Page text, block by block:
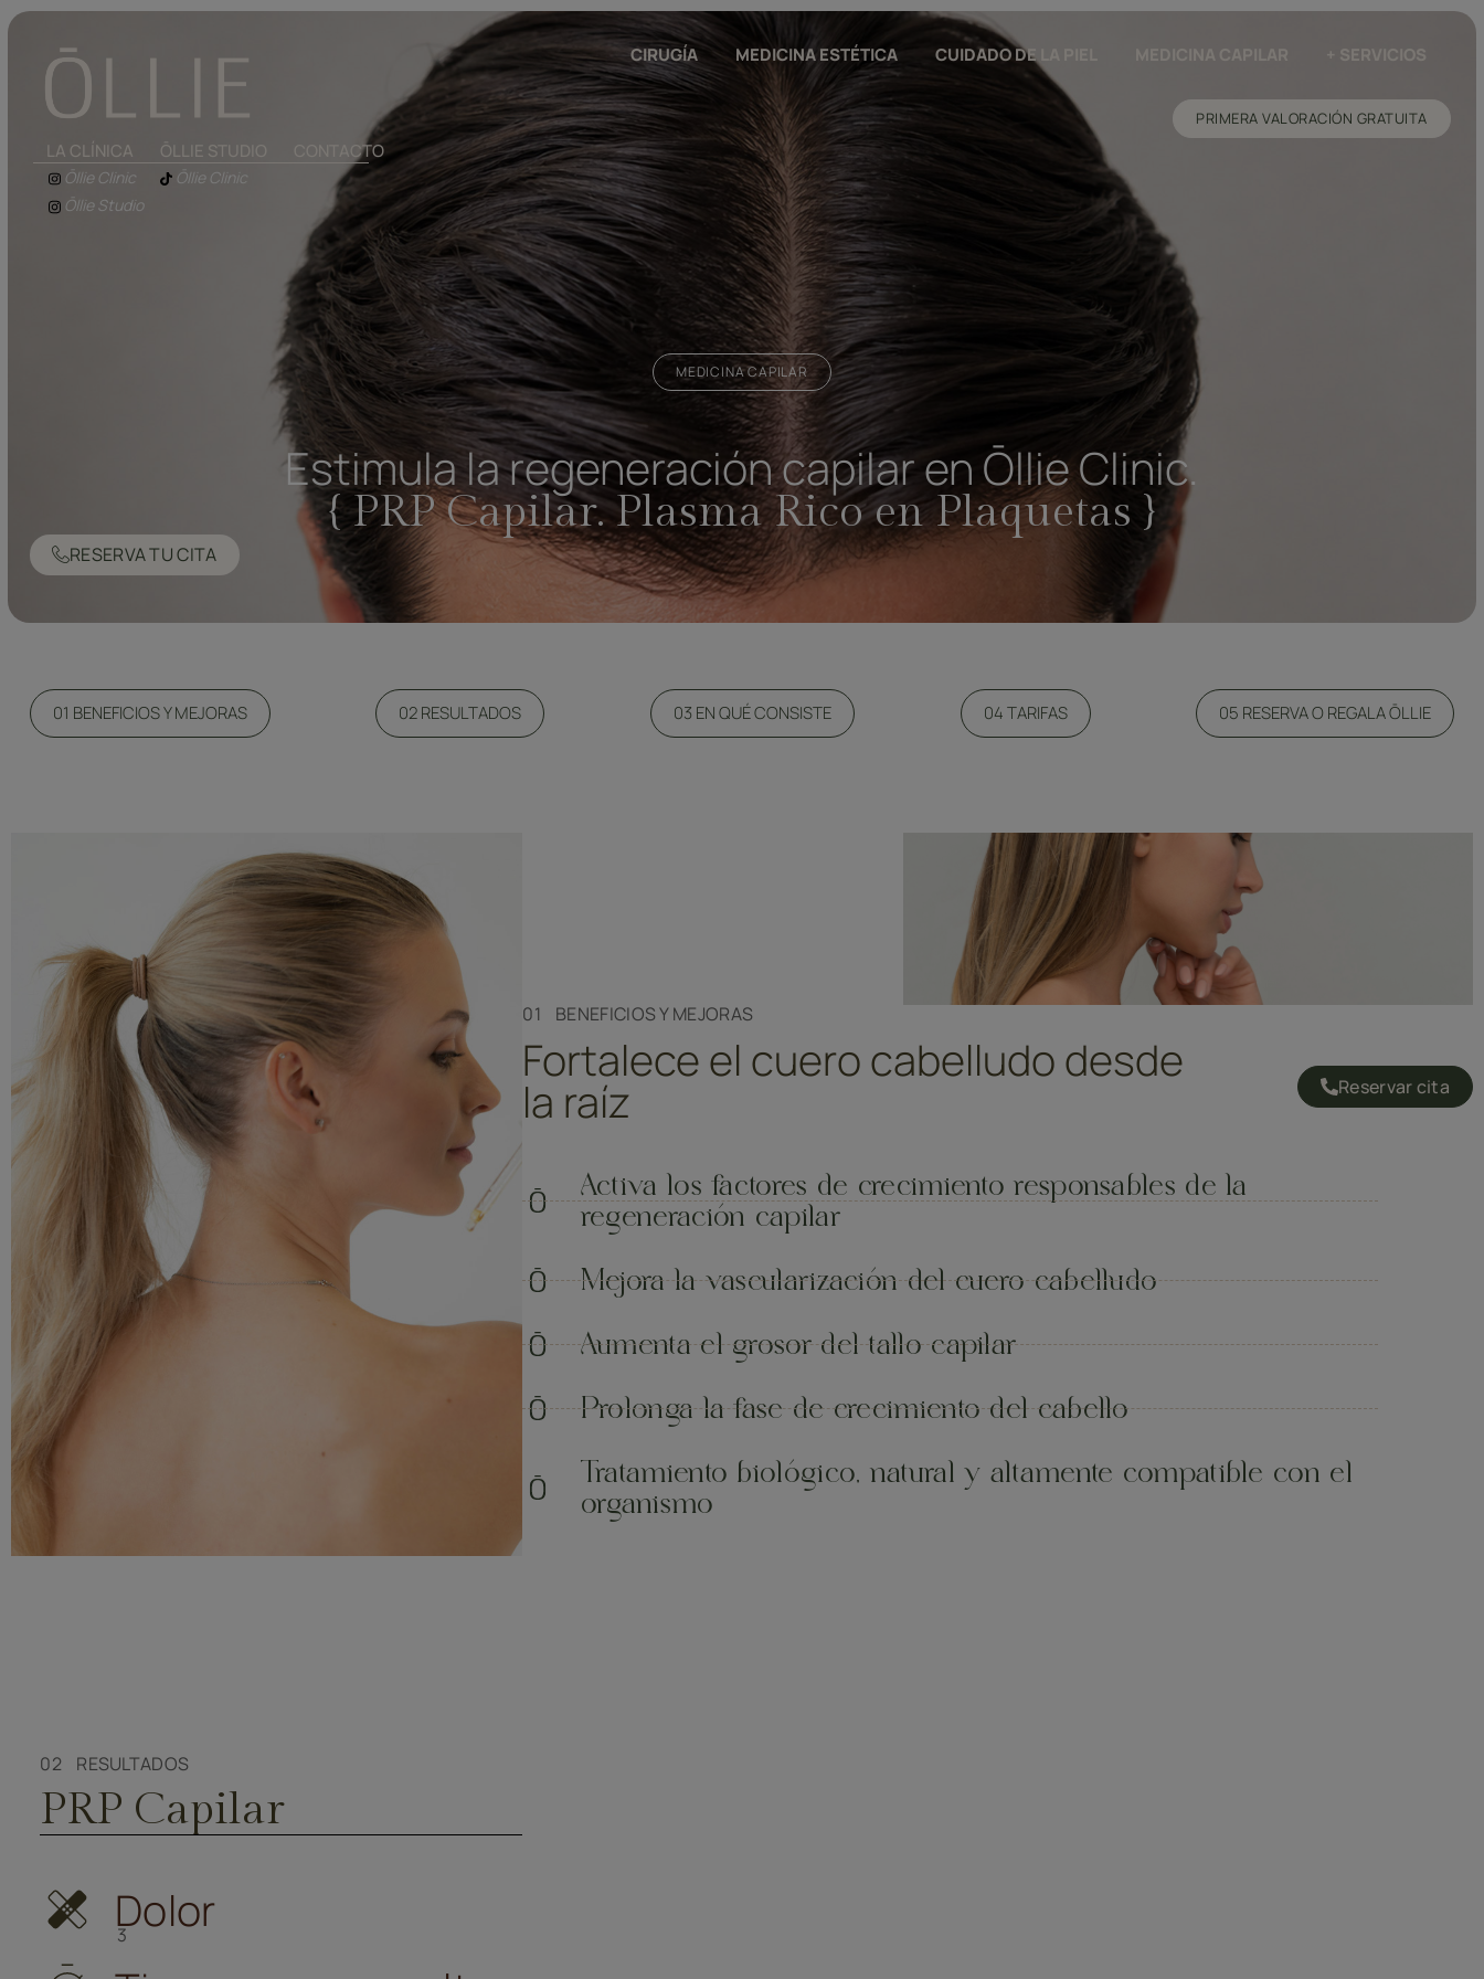
LA CLÍNICA ŌLLIE STUDIO CONTACTO
Ōllie Clinic
Ōllie Clinic
Ōllie Studio
CIRUGÍA MEDICINA ESTÉTICA CUIDADO DE LA PIEL MEDICINA CAPILAR + SERVICIOS
PRIMERA VALORACIÓN GRATUITA
MEDICINA CAPILAR
Estimula la regeneración capilar en Ōllie Clinic.
{ PRP Capilar. Plasma Rico en Plaquetas }
RESERVA TU CITA
01 BENEFICIOS Y MEJORAS 02 RESULTADOS 03 EN QUÉ CONSISTE 04 TARIFAS 05 RESERVA O REGALA ŌLLIE
01 BENEFICIOS Y MEJORAS
Fortalece el cuero cabelludo desde
la raíz Reservar cita
Activa los factores de crecimiento responsables de la
regeneración capilar
Mejora la vascularización del cuero cabelludo
Aumenta el grosor del tallo capilar
Prolonga la fase de crecimiento del cabello
Tratamiento biológico, natural y altamente compatible con el
organismo
02 RESULTADOS
PRP Capilar
Dolor
3